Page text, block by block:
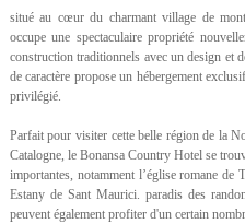
situé au cœur du charmant village de
occupe une spectaculaire propriété
construction traditionnels avec un design et
de caractère propose un hébergement
privilégié.
Parfait pour visiter cette belle région de la
Catalogne, le Bonansa Country Hotel se
importantes, notamment l’église romane de
Estany de Sant Maurici. paradis des
peuvent également profiter d'un certain